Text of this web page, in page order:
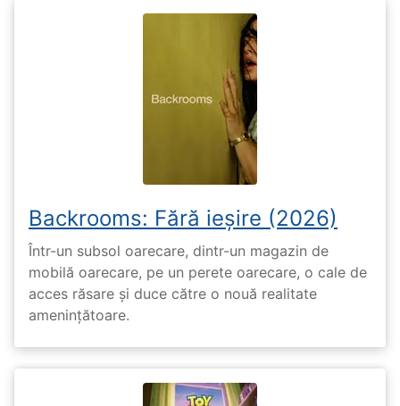
Backrooms: Fără ieșire (2026)
Într-un subsol oarecare, dintr-un magazin de
mobilă oarecare, pe un perete oarecare, o cale de
acces răsare și duce către o nouă realitate
amenințătoare.